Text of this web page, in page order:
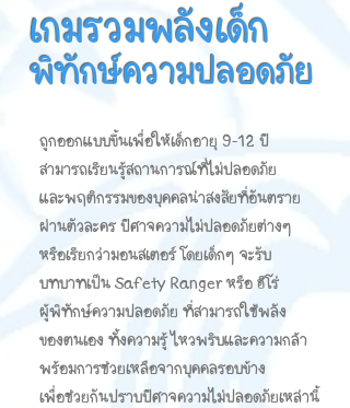
ถูกออกแบบขึ้นเพื่อให้เด็กอายุ 9-12 ปี
สามารถเรียนรู้สถานการณ์ที่ไม่ปลอดภัย
และพฤติกรรมของบุคคลน่าสงสัยที่อันตราย
ผ่านตัวละคร ปีศาจความไม่ปลอดภัยต่างๆ
หรือเรียกว่ามอนสเตอร์ โดยเด็กๆ จะรับ
บทบาทเป็น Safety Ranger หรือ ฮีโร่
ผู้พิทักษ์ความปลอดภัย ที่สามารถใช้พลัง
ของตนเอง ทั้งความรู้ ไหวพริบและความกล้า
พร้อมการช่วยเหลือจากบุคคลรอบข้าง
เพื่อช่วยกันปราบปีศาจความไม่ปลอดภัยเหล่านี้
เกมรวมพลังเด็ก
พิทักษ์ความปลอดภัย